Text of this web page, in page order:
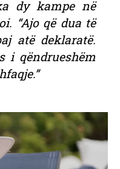
dy kampe në
“Ajo që dua të
atë deklaratë.
i qëndrueshëm